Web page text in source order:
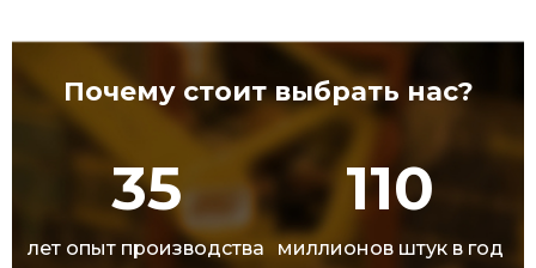
Почему стоит выбрать нас?
35
лет опыт производства
110
миллионов штук в год